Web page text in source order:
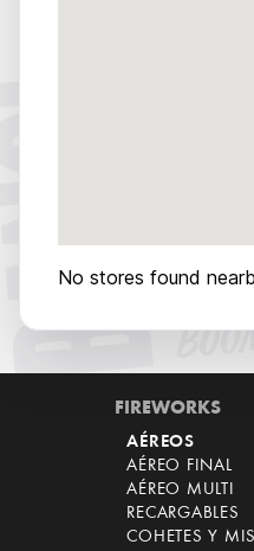
No stores found
FIREWORKS
AÉREOS
AÉREO FINAL
AÉREO MULTI
RECARGABLES
COHETES Y